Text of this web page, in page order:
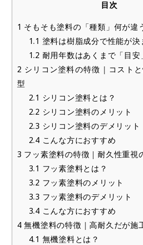
目次
1 そもそも塗料の「種類」何が違
1.1 塗料は樹脂成分で性能が決
1.2 耐用年数はあくまで「目安
2 シリコン塗料の特徴｜コスト
型
2.1 シリコン塗料とは？
2.2 シリコン塗料のメリット
2.3 シリコン塗料のデメリット
2.4 こんな方におすすめ
3 フッ素塗料の特徴｜耐久性重視
3.1 フッ素塗料とは？
3.2 フッ素塗料のメリット
3.3 フッ素塗料のデメリット
3.4 こんな方におすすめ
4 無機塗料の特徴｜高耐久だが施
4.1 無機塗料とは？